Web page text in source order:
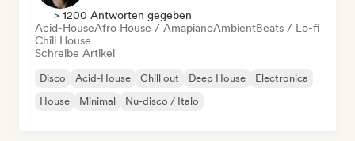
> 1200 Antworten gegeben
Acid-HouseAfro House / AmapianoAmbientBeats / Lo-fi
Chill House
Schreibe Artikel
Disco Acid-House Chill out Deep House
Electronica
House
Minimal Nu-disco / Italo